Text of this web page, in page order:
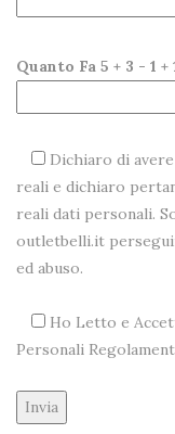
Quanto Fa 5 + 3 - 1 +
Dichiaro di
reali e dichiaro
reali dati personali.
outletbelli.it
ed abuso.
Ho Letto e
Personali